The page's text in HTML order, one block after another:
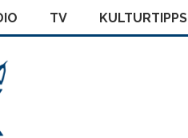
TV KULTURTIPPS